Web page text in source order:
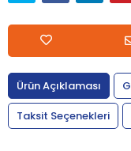
Ürün Açıklaması
Taksit Seçenekleri